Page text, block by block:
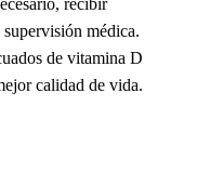
recibir
médica.
de vitamina D
calidad de vida.